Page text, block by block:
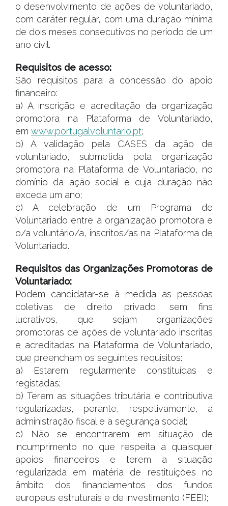
o desenvolvimento de ações de voluntariado,
com caráter regular, com uma duração mínima
de dois meses consecutivos no período de um
ano civil.
Requisitos de acesso:
São requisitos para a concessão do apoio
financeiro:
a) A inscrição e acreditação da organização
promotora na Plataforma de Voluntariado,
em www.portugalvoluntario.pt;
b) A validação pela CASES da ação de
voluntariado, submetida pela organização
promotora na Plataforma de Voluntariado, no
domínio da ação social e cuja duração não
exceda um ano;
c) A celebração de um Programa de
Voluntariado entre a organização promotora e
o/a voluntário/a, inscritos/as na Plataforma de
Voluntariado.
Requisitos das Organizações Promotoras de
Voluntariado:
Podem candidatar-se à medida as pessoas
coletivas de direito privado, sem fins
lucrativos, que sejam organizações
promotoras de ações de voluntariado inscritas
e acreditadas na Plataforma de Voluntariado,
que preencham os seguintes requisitos:
a) Estarem regularmente constituídas e
registadas;
b) Terem as situações tributária e contributiva
regularizadas, perante, respetivamente, a
administração fiscal e a segurança social;
c) Não se encontrarem em situação de
incumprimento no que respeita a quaisquer
apoios financeiros e terem a situação
regularizada em matéria de restituições no
âmbito dos financiamentos dos fundos
europeus estruturais e de investimento (FEEI);